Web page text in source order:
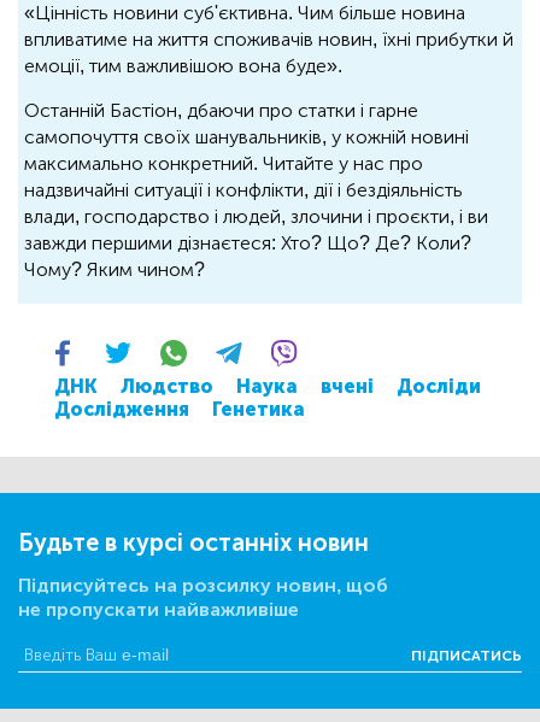
«Цінність новини суб'єктивна. Чим більше новина
впливатиме на життя споживачів новин, їхні прибутки й
емоції, тим важливішою вона буде».
Останній Бастіон, дбаючи про статки і гарне
самопочуття своїх шанувальників, у кожній новині
максимально конкретний. Читайте у нас про
надзвичайні ситуації і конфлікти, дії і бездіяльність
влади, господарство і людей, злочини і проєкти, і ви
завжди першими дізнаєтеся: Хто? Що? Де? Коли?
Чому? Яким чином?
ДНК Людство Наука вчені
Досліди
Дослідження
Генетика
Будьте в курсі останніх новин
Підписуйтесь на розсилку новин, щоб
не пропускати найважливіше
ПІДПИСАТИСЬ